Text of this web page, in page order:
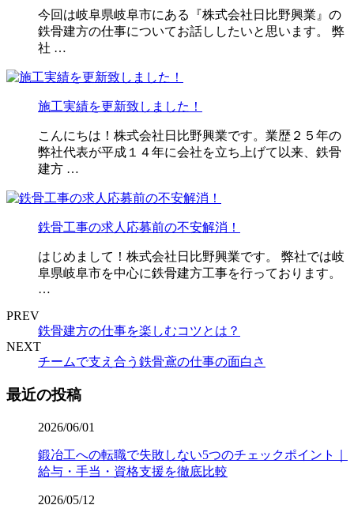
今回は岐阜県岐阜市にある『株式会社日比野興業』の
鉄骨建方の仕事についてお話ししたいと思います。 弊
社 …
施工実績を更新致しました！
こんにちは！株式会社日比野興業です。業歴２５年の
弊社代表が平成１４年に会社を立ち上げて以来、鉄骨
建方 …
鉄骨工事の求人応募前の不安解消！
はじめまして！株式会社日比野興業です。 弊社では岐
阜県岐阜市を中心に鉄骨建方工事を行っております。
…
PREV
鉄骨建方の仕事を楽しむコツとは？
NEXT
チームで支え合う鉄骨鳶の仕事の面白さ
最近の投稿
2026/06/01
鍛冶工への転職で失敗しない5つのチェックポイント｜
給与・手当・資格支援を徹底比較
2026/05/12